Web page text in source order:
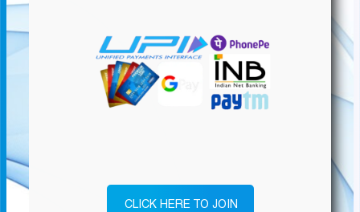
CLICK HERE TO JOIN